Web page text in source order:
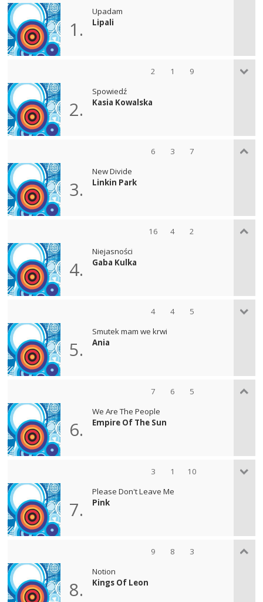
1.
Upadam
Lipali
2 1 9
2.
Spowiedź
Kasia Kowalska
6 3 7
3.
New Divide
Linkin Park
16 4 2
4.
Niejasności
Gaba Kulka
4 4 5
5.
Smutek mam we krwi
Ania
7 6 5
6.
We Are The People
Empire Of The Sun
3 1 10
7.
Please Don't Leave Me
Pink
9 8 3
8.
Notion
Kings Of Leon